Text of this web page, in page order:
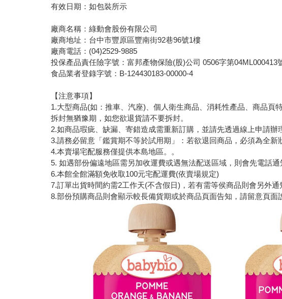
有效日期：如包裝所示
廠商名稱：綠動會股份有限公司
廠商地址：台中市豐原區豐南街92巷96號1樓
廠商電話：(04)2529-9885
投保產品責任險字號：富邦產物保險(股)公司 0506字第04ML000413
食品業者登錄字號：B-124430183-00000-4
【注意事項】
1.大型商品(如：推車、汽座)、個人衛生商品、消耗性產品、商品頁
拆封無猶豫期，如您欲退貨請不要拆封。
2.如商品瑕疵、缺漏、寄錯造成需重新訂購，並請先透過線上申請辦
3.請務必留意「鑑賞期不等於試用期」：若欲退回商品，必須為全
4.本賣場宅配服務僅提供本島地區。。
5. 如遇部份偏遠地區需另加收運費或遇無法配送區域，則會先電話通
6.本館全館滿額免收取100元宅配運費(依賣場規定)
7.訂單出貨時間約需2工作天(不含假日)，若有需等侯商品則會另外通
8.部份預購商品則會顯示較長備貨期或於商品頁面告知，請留意頁面